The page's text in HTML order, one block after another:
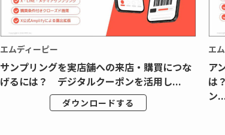
エムディーピー
サンプリングを実店舗への来店・購買につな
げるには？ デジタルクーポンを活用し...
ダウンロードする
エ
ア
は
ン